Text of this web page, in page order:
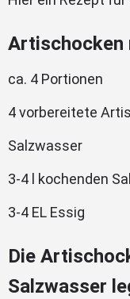
Artischocken
ca. 4 Portionen
4 vorbereitete
Salzwasser
3-4 l kochenden
3-4 EL Essig
Die
Salzwasser